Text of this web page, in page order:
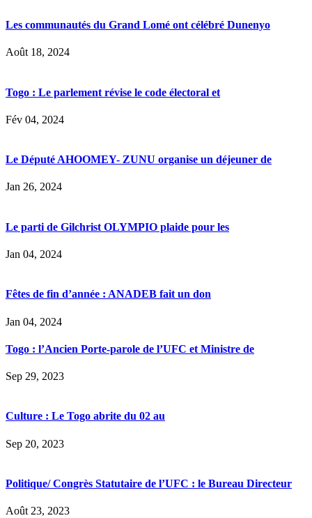
Les communautés du Grand Lomé ont célébré Dunenyo
Août 18, 2024
Togo : Le parlement révise le code électoral et
Fév 04, 2024
Le Député AHOOMEY- ZUNU organise un déjeuner de
Jan 26, 2024
Le parti de Gilchrist OLYMPIO plaide pour les
Jan 04, 2024
Fêtes de fin d’année : ANADEB fait un don
Jan 04, 2024
Togo : l’Ancien Porte-parole de l’UFC et Ministre de
Sep 29, 2023
Culture : Le Togo abrite du 02 au
Sep 20, 2023
Politique/ Congrès Statutaire de l’UFC : le Bureau Directeur
Août 23, 2023